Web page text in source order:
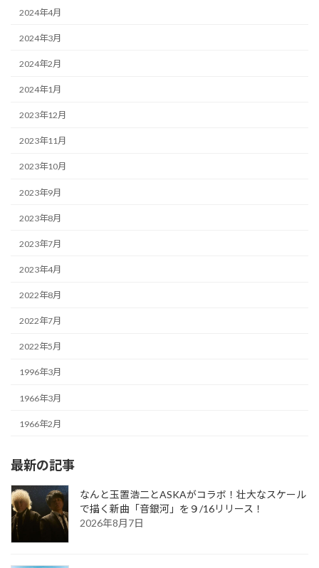
2024年4月
2024年3月
2024年2月
2024年1月
2023年12月
2023年11月
2023年10月
2023年9月
2023年8月
2023年7月
2023年4月
2022年8月
2022年7月
2022年5月
1996年3月
1966年3月
1966年2月
最新の記事
なんと玉置浩二とASKAがコラボ！壮大なスケール
で描く新曲「音銀河」を９/16リリース！
2026年8月7日